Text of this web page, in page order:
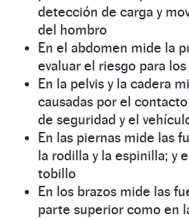
detección de carga y
del hombro
En el abdomen mide la
evaluar el riesgo para
En la pelvis y la cadera
causadas por el
de seguridad y el
En las piernas mide las
la rodilla y la espinilla; y
tobillo
En los brazos mide las
parte superior como en